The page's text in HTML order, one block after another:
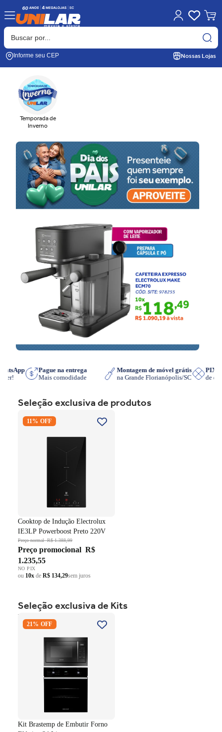
Informe seu CEP Nossas Lojas
Temporada de
Inverno
WhatsApp
quiser!
Pague na entrega
Mais comodidade
Montagem de móvel grátis
na Grande Florianópolis/SC
Seleção exclusiva de produtos
Cooktop de Indução
Electrolux IE3LP Powerboost
11% OFF
Cooktop de Indução Electrolux
IE3LP Powerboost Preto 220V
Preço normalR$ 1.388,99
Preço promocional R$
1.235,55
NO PIX
ou 10x de R$ 134,29sem juros
Seleção exclusiva de Kits
Kit Brastemp de Embutir
Forno Elétrico 84 Litros
BOC84AE+Micro-ondas 32
Litros BM146AE Preto 220V
21% OFF
Kit Brastemp de Embutir Forno